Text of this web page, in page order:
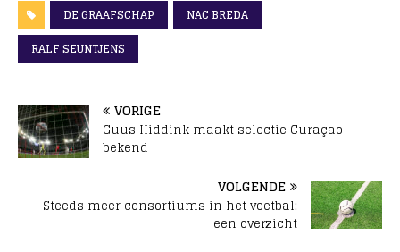
DE GRAAFSCHAP
NAC BREDA
RALF SEUNTJENS
VORIGE
Guus Hiddink maakt selectie Curaçao
bekend
VOLGENDE
Steeds meer consortiums in het voetbal:
een overzicht